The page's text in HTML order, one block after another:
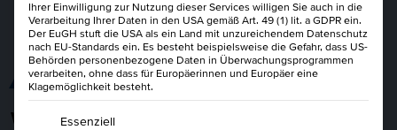
ALLES AUF EINEN BLICK
Wie führst Du, wenn der Druck steigt?
Ihrer Einwilligung zur Nutzung dieser Services willigen Sie auch in die
Verarbeitung Ihrer Daten in den USA gemäß Art. 49 (1) lit. a GDPR ein.
Der EuGH stuft die USA als ein Land mit unzureichendem Datenschutz
nach EU-Standards ein. Es besteht beispielsweise die Gefahr, dass US-
Behörden personenbezogene Daten in Überwachungsprogrammen
verarbeiten, ohne dass für Europäerinnen und Europäer eine
Klagemöglichkeit besteht.
Es folgt eine Liste der Service-Gruppen, für die eine
Essenziell